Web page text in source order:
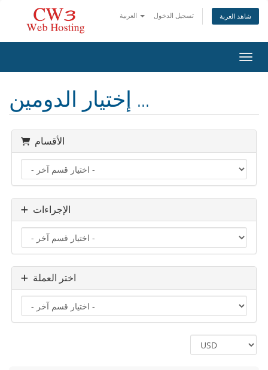
تسجيل الدخول شاهد العربة
إختيار الدومين ...
الأقسام
الإجراءات
اختر العملة